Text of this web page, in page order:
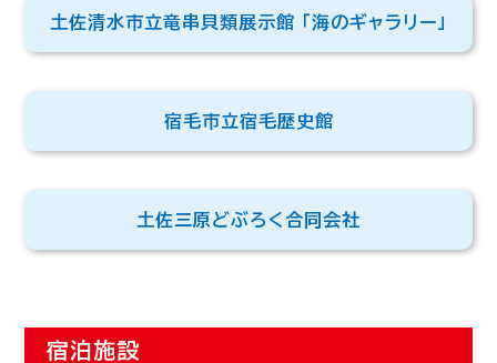
土佐清水市立竜串貝類展示館 「海のギャラリー」
宿毛市立宿毛歴史館
土佐三原どぶろく合同会社
宿泊施設